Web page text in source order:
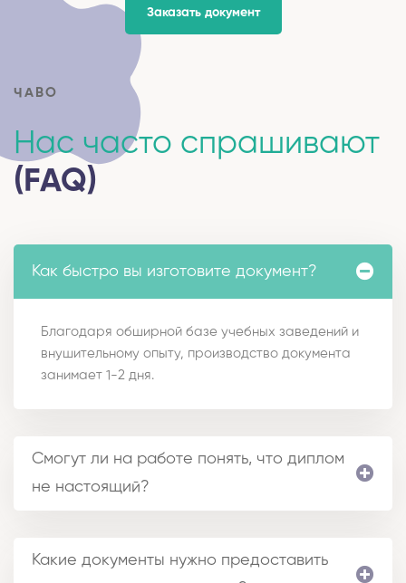
Заказать документ
ЧАВО
Нас часто спрашивают
(FAQ)
Как быстро вы изготовите документ?
Благодаря обширной базе учебных заведений и
внушительному опыту, производство документа
занимает 1-2 дня.
Смогут ли на работе понять, что диплом
не настоящий?
Какие документы нужно предоставить